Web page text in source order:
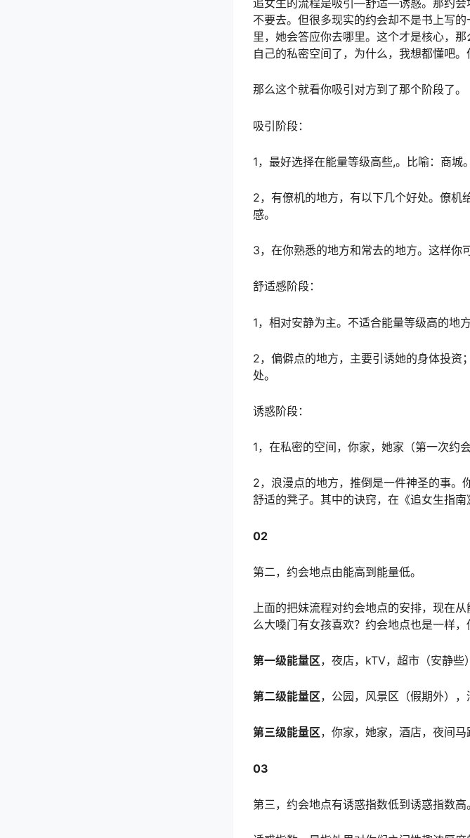
追女生的流程是吸引—舒适—诱惑。那约会
不要去。但很多现实的约会却不是书上写
里，她会答应你去哪里。这个才是核心，
自己的私密空间了，为什么，我想都懂吧
那么这个就看你吸引对方到了那个阶段了。
吸引阶段：
1，最好选择在能量等级高些,。比喻：商城
2，有僚机的地方，有以下几个好处。僚机
感。
3，在你熟悉的地方和常去的地方。这样你
舒适感阶段：
1，相对安静为主。不适合能量等级高的地
2，偏僻点的地方，主要引诱她的身体投资
处。
诱惑阶段：
1，在私密的空间，你家，她家（第一次约
2，浪漫点的地方，推倒是一件神圣的事。
舒适的凳子。其中的诀窍，在《追女生指南
02
第二，约会地点由能高到能量低。
上面的把妹流程对约会地点的安排，现在
么大嗓门有女孩喜欢？约会地点也是一样，
第一级能量区，夜店，kTV，超市（安静些
第二级能量区，公园，风景区（假期外），
第三级能量区，你家，她家，酒店，夜间马
03
第三，约会地点有诱惑指数低到诱惑指数高。